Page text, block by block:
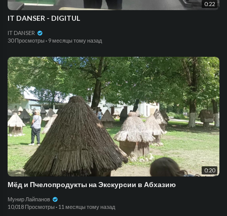
0:22
IT DANSER - DIGITUL
IT DANSER
30 Просмотры · 9 месяцы тому назад
0:20
Мёд и Пчелопродукты на Экскурсии в Абхазию
Мунир Лайпанов
10,018 Просмотры · 11 месяцы тому назад